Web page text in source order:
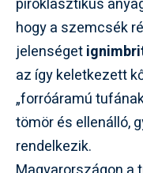
hogy a szemcsék
jelenséget
az így keletkezett
„forróáramú
tömör és ellenálló,
rendelkezik.